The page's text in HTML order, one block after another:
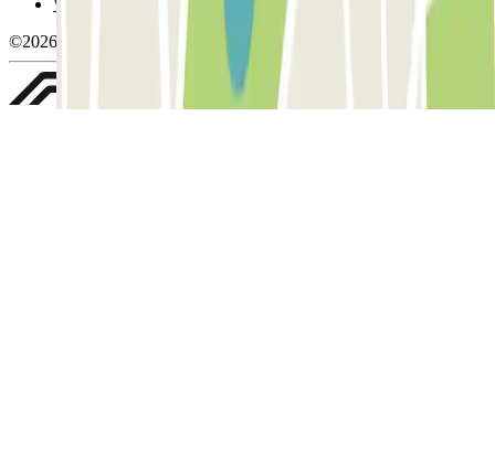
©2026 Parclick. Tous droits réservés